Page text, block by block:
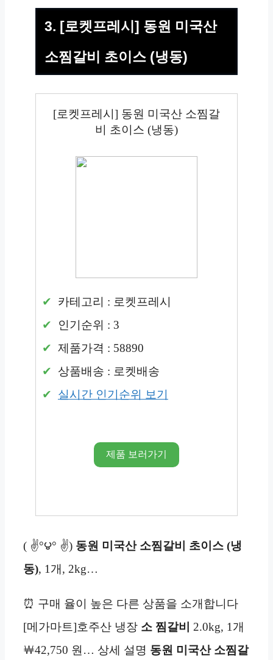
3. [로켓프레시] 동원 미국산
소찜갈비 초이스 (냉동)
[로켓프레시] 동원 미국산 소찜갈
비 초이스 (냉동)
카테고리 : 로켓프레시
인기순위 : 3
제품가격 : 58890
상품배송 : 로켓배송
실시간 인기순위 보기
제품 보러가기
( ✌°౪° ✌) 동원 미국산 소찜갈비 초이스 (냉
동), 1개, 2kg…
⏰ 구매 율이 높은 다른 상품을 소개합니다
[메가마트]호주산 냉장 소 찜갈비
2.0kg, 1개
￦42,750 원… 상세 설명 동원 미국산 소찜갈